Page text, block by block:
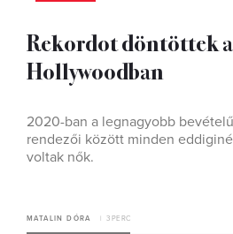
Rekordot döntöttek
Hollywoodban
2020-ban a legnagyobb
rendezői között minden
voltak nők.
MATALIN DÓRA 3 PERC